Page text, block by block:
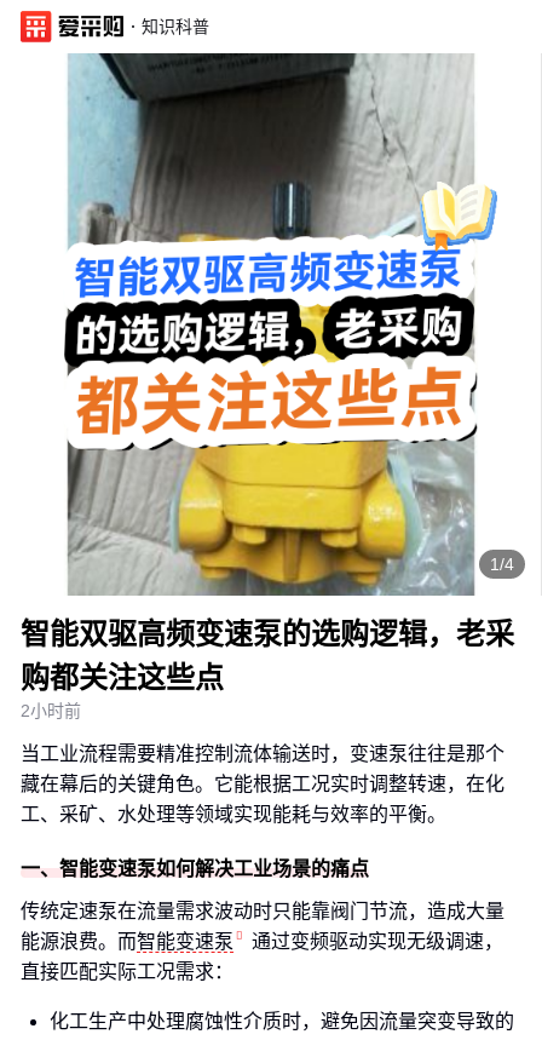
· 知识科普
1/4
智能双驱高频变速泵的选购逻辑，老采
购都关注这些点
2小时前
当工业流程需要精准控制流体输送时，变速泵往往是那个
藏在幕后的关键角色。它能根据工况实时调整转速，在化
工、采矿、水处理等领域实现能耗与效率的平衡。
一、智能变速泵如何解决工业场景的痛点
传统定速泵在流量需求波动时只能靠阀门节流，造成大量
能源浪费。而智能变速泵
通过变频驱动实现无级调速，
直接匹配实际工况需求：
化工生产中处理腐蚀性介质时，避免因流量突变导致的